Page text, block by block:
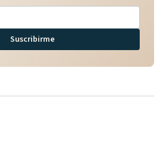
Suscribirme